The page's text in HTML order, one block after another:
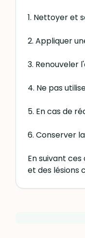
1. Nettoyer et
2. Appliquer
3. Renouveler
4. Ne pas
5. En cas de
6. Conserver
En suivant
et des lésions